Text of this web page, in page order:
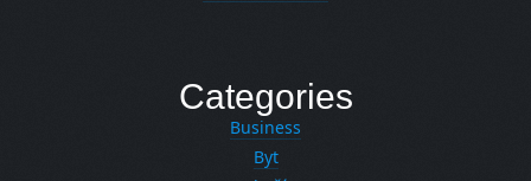
Categories
Business
Byt